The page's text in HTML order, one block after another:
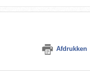
Afdrukken